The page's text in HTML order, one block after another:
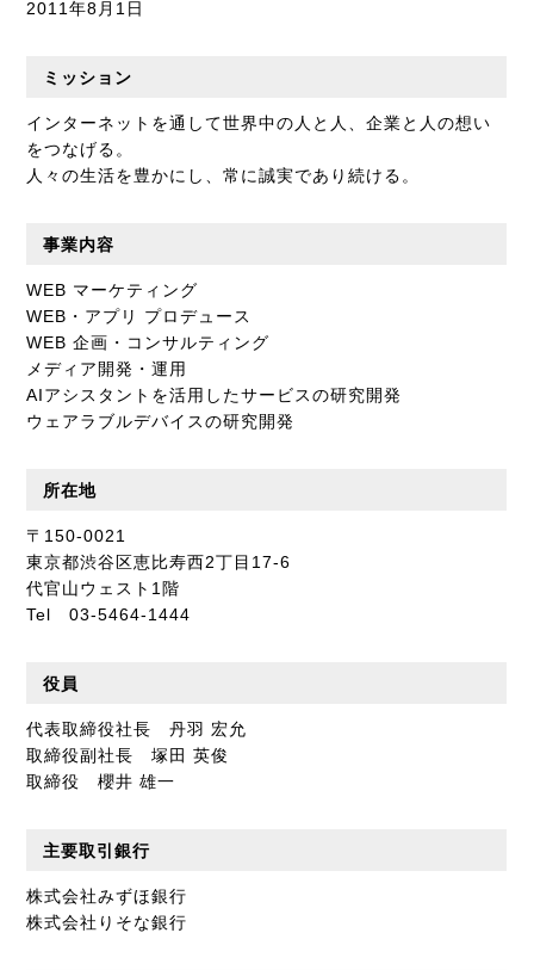
2011年8月1日
ミッション
インターネットを通して世界中の人と人、企業と人の想い
をつなげる。
人々の生活を豊かにし、常に誠実であり続ける。
事業内容
WEB マーケティング
WEB・アプリ プロデュース
WEB 企画・コンサルティング
メディア開発・運用
AIアシスタントを活用したサービスの研究開発
ウェアラブルデバイスの研究開発
所在地
〒150-0021
東京都渋谷区恵比寿西2丁目17-6
代官山ウェスト1階
Tel 03-5464-1444
役員
代表取締役社長 丹羽 宏允
取締役副社長 塚田 英俊
取締役 櫻井 雄一
主要取引銀行
株式会社みずほ銀行
株式会社りそな銀行